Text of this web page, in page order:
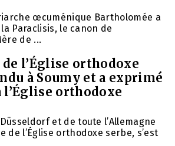
œcuménique Bartholomée a
Paraclisis, le canon de
de ...
l’Église orthodoxe
à Soumy et a exprimé
l’Église orthodoxe
et de toute l’Allemagne
de l’Église orthodoxe serbe, s’est